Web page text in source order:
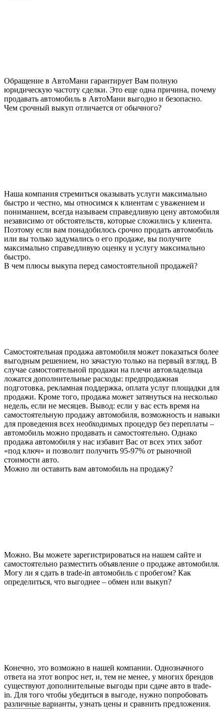
Обращение в АвтоМани гарантирует Вам полную
юридическую частоту сделки. Это еще одна причина, почему
продавать автомобиль в АвтоМани выгодно и безопасно.
Чем срочный выкуп отличается от обычного?
Наша компания стремиться оказывать услуги максимально
быстро и честно, мы относимся к клиентам с уважением и
пониманием, всегда называем справедливую цену автомобиля
независимо от обстоятельств, которые сложились у клиента.
Поэтому если вам понадобилось срочно продать автомобиль
или вы только задумались о его продаже, вы получите
максимально справедливую оценку и услугу максимально
быстро.
В чем плюсы выкупа перед самостоятельной продажей?
Самостоятельная продажа автомобиля может показаться более
выгодным решением, но зачастую только на первый взгляд. В
случае самостоятельной продажи на плечи автовладельца
ложатся дополнительные расходы: предпродажная
подготовка, рекламная поддержка, оплата услуг площадки для
продажи. Кроме того, продажа может затянуться на несколько
недель, если не месяцев. Вывод: если у вас есть время на
самостоятельную продажу автомобиля, возможность и навыки
для проведения всех необходимых процедур без переплаты –
автомобиль можно продавать и самостоятельно. Однако
продажа автомобиля у нас избавит Вас от всех этих забот
«под ключ» и позволит получить 95-97% от рыночной
стоимости авто.
Можно ли оставить вам автомобиль на продажу?
Можно. Вы можете зарегистрироваться на нашем сайте и
самостоятельно разместить объявление о продаже автомобиля.
Могу ли я сдать в trade-in автомобиль с пробегом? Как
определиться, что выгоднее – обмен или выкуп?
Конечно, это возможно в нашей компании. Однозначного
ответа на этот вопрос нет, и, тем не менее, у многих брендов
существуют дополнительные выгоды при сдаче авто в trade-
in. Для того чтобы убедиться в выгоде, нужно попробовать
различные варианты, узнать цены и сравнить предложения.